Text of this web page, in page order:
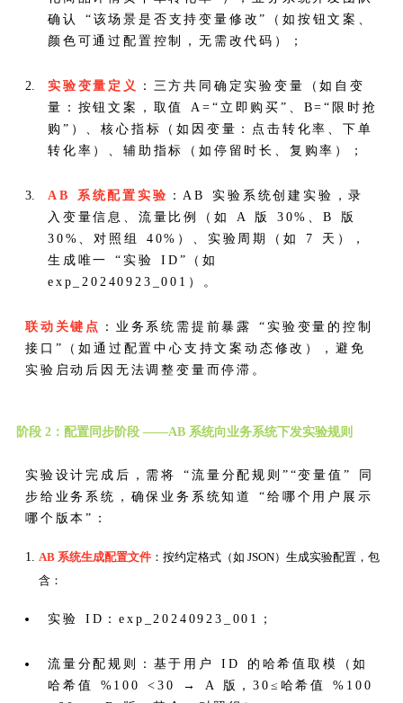
确认 “该场景是否支持变量修改”（如按钮文案、
颜色可通过配置控制，无需改代码）；
实验变量定义
：三方共同确定实验变量（如自变
量：按钮文案，取值 A=“立即购买”、B=“限时抢
购”）、核心指标（如因变量：点击转化率、下单
转化率）、辅助指标（如停留时长、复购率）；
AB 系统配置实验 ：AB 实验系统创建实验，录
入变量信息、流量比例（如 A 版 30%、B 版
30%、对照组 40%）、实验周期（如 7 天），
生成唯一 “实验 ID”（如
exp_20240923_001）。
联动关键点 ：业务系统需提前暴露 “实验变量的控制
接口”（如通过配置中心支持文案动态修改），避免
实验启动后因无法调整变量而停滞。
阶段 2：配置同步阶段 ——AB 系统向业务系统下发实验规则
实验设计完成后，需将 “流量分配规则”“变量值” 同
步给业务系统，确保业务系统知道 “给哪个用户展示
哪个版本”：
AB 系统生成配置文件 ：按约定格式（如 JSON）生成实验配置，包
含：
实验 ID：exp_20240923_001；
流量分配规则：基于用户 ID 的哈希值取模（如
哈希值 %100 <30 → A 版，30≤哈希值 %100